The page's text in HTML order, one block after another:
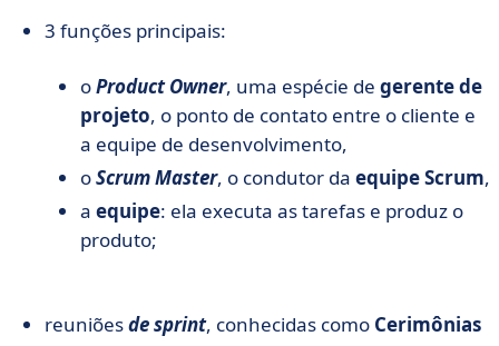
3 funções principais:
oProduct Owner, uma espécie de gerente de
projeto, o ponto de contato entre o cliente e
a equipe de desenvolvimento,
oScrum Master, o condutor da equipe Scrum,
a equipe: ela executa as tarefas e produz o
produto;
reuniõesde sprint, conhecidas como Cerimônias